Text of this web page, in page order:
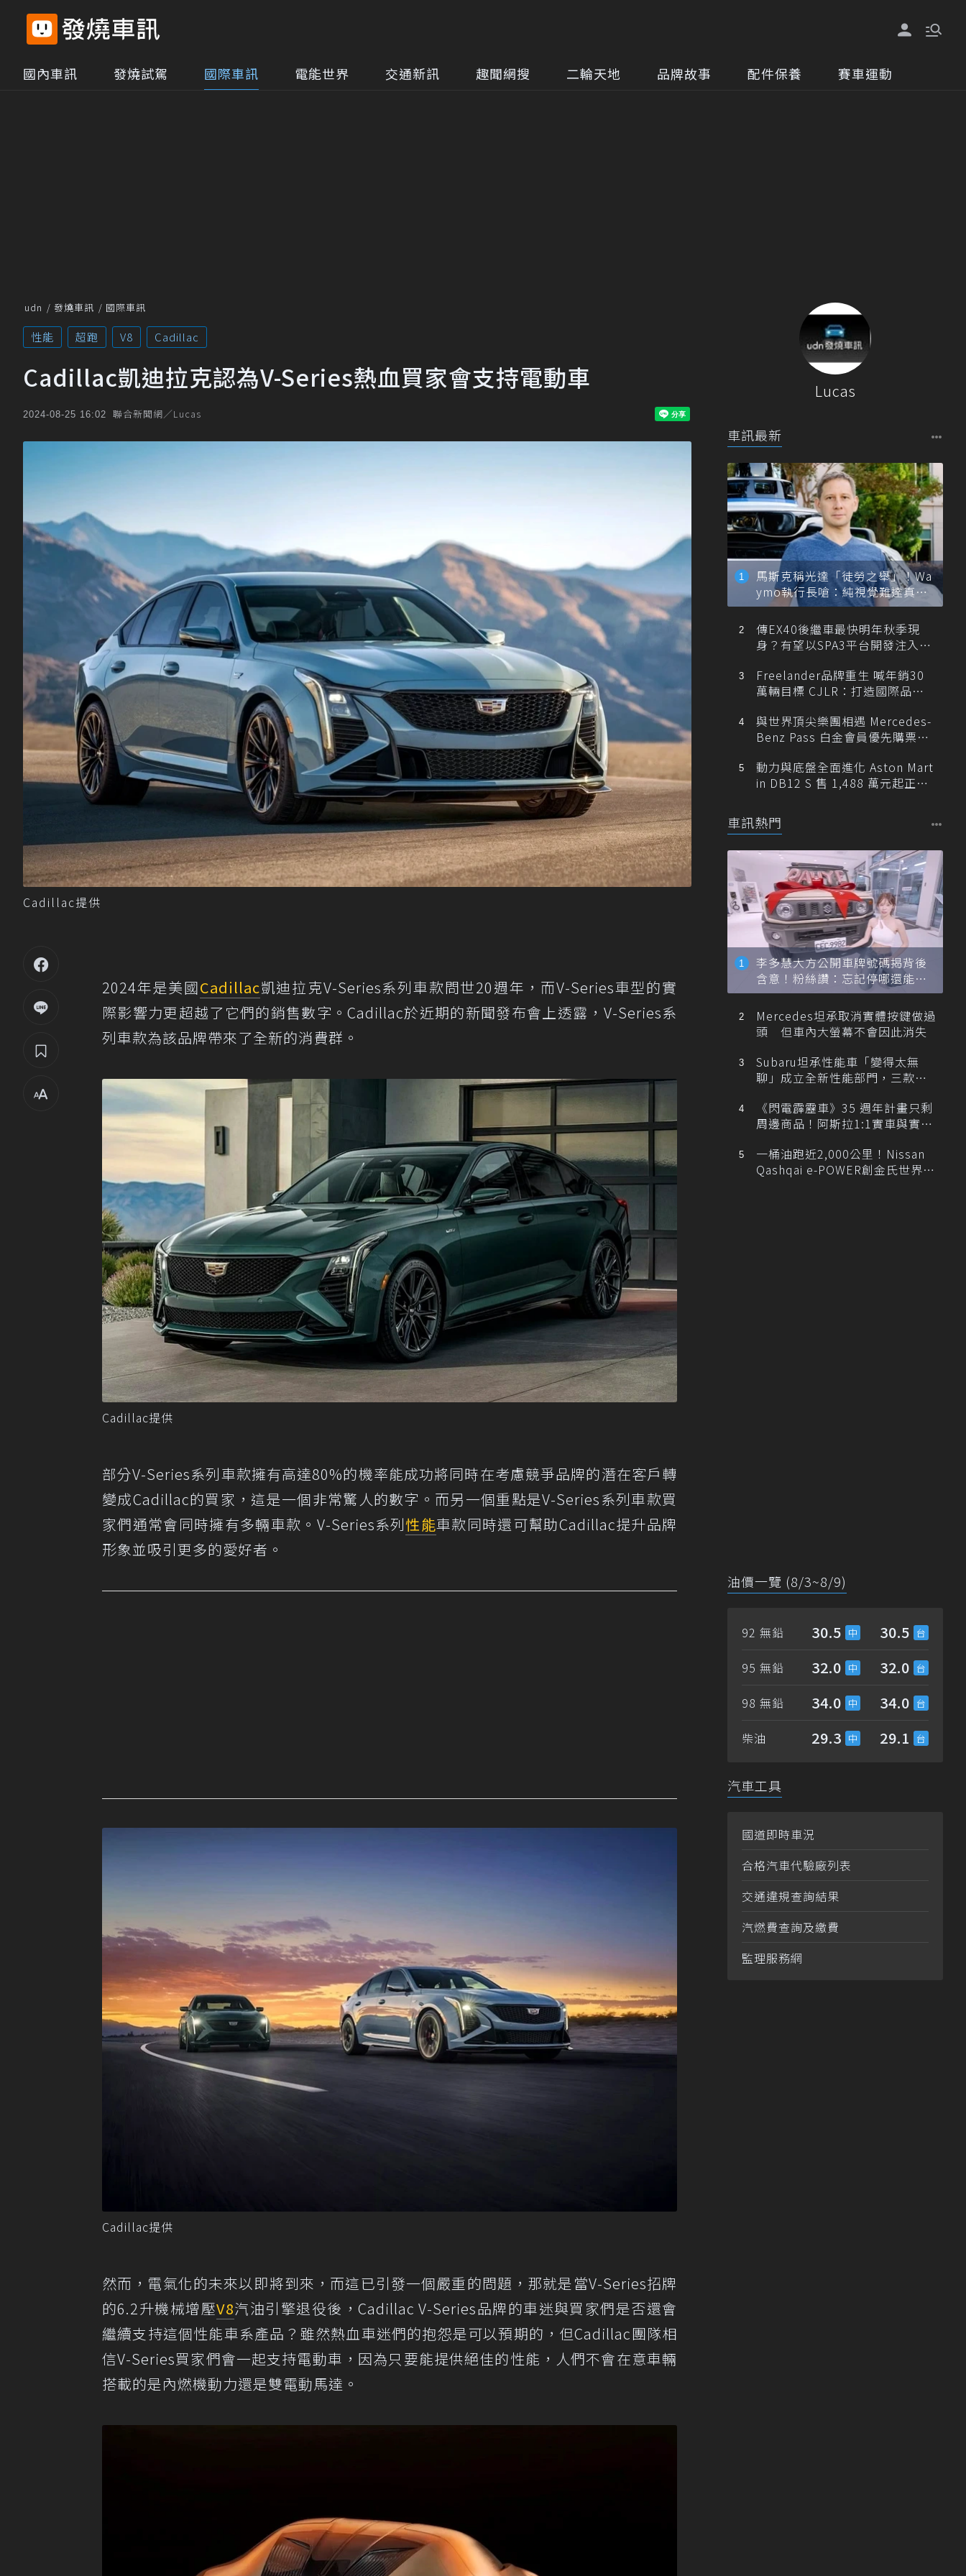
國內車訊 發燒試駕 國際車訊 電能世界 交通新訊 趣聞網搜 二輪天地 品牌故事 配件保養 賽車運動
udn 發燒車訊 國際車訊
性能 超跑 V8 Cadillac
Cadillac凱迪拉克認為V-Series熱血買家會支持電動車
2024-08-25 16:02 聯合新聞網／Lucas
Cadillac提供
2024年是美國Cadillac凱迪拉克V-Series系列車款問世20週年，而V-Series車型的實
際影響力更超越了它們的銷售數字。Cadillac於近期的新聞發布會上透露，V-Series系
列車款為該品牌帶來了全新的消費群。
Cadillac提供
部分V-Series系列車款擁有高達80%的機率能成功將同時在考慮競爭品牌的潛在客戶轉
變成Cadillac的買家，這是一個非常驚人的數字。而另一個重點是V-Series系列車款買
家們通常會同時擁有多輛車款。V-Series系列性能車款同時還可幫助Cadillac提升品牌
形象並吸引更多的愛好者。
Cadillac提供
然而，電氣化的未來以即將到來，而這已引發一個嚴重的問題，那就是當V-Series招牌
的6.2升機械增壓V8汽油引擎退役後，Cadillac V-Series品牌的車迷與買家們是否還會
繼續支持這個性能車系產品？雖然熱血車迷們的抱怨是可以預期的，但Cadillac團隊相
信V-Series買家們會一起支持電動車，因為只要能提供絕佳的性能，人們不會在意車輛
搭載的是內燃機動力還是雙電動馬達。
Lucas
車訊最新
馬斯克稱光達「徒勞之舉」！Wa
ymo執行長嗆：純視覺難達真正
自動駕駛
傳EX40後繼車最快明年秋季現
身？有望以SPA3平台開發注入80
Freelander品牌重生 喊年銷30
萬輛目標 CJLR：打造國際品牌
與世界頂尖樂團相遇 Mercedes-
Benz Pass 白金會員優先購票維
動力與底盤全面進化 Aston Mart
in DB12 S 售 1,488 萬元起正式
車訊熱門
李多慧大方公開車牌號碼揭背後
含意！粉絲讚：忘記停哪還能幫
忙找車
Mercedes坦承取消實體按鍵做過
頭 但車內大螢幕不會因此消失
Subaru坦承性能車「變得太無
聊」成立全新性能部門，三款手
《閃電霹靂車》35 週年計畫只剩
周邊商品！阿斯拉1:1實車與實體
一桶油跑近2,000公里！Nissan
Qashqai e-POWER創金氏世界紀
油價一覽 (8/3~8/9)
92 無鉛 30.5 30.5
95 無鉛 32.0 32.0
98 無鉛 34.0 34.0
柴油 29.3 29.1
汽車工具
國道即時車況
合格汽車代驗廠列表
交通違規查詢結果
汽燃費查詢及繳費
監理服務網